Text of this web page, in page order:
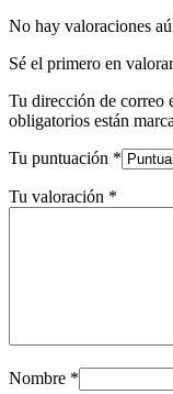
No hay valoraciones
Sé el primero en
Tu dirección de correo
obligatorios están
Tu puntuación *
Tu valoración *
Nombre *